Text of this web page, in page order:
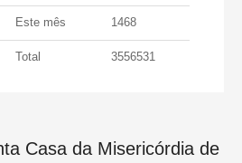
Este mês 1468
Total 3556531
Casa da Misericórdia de